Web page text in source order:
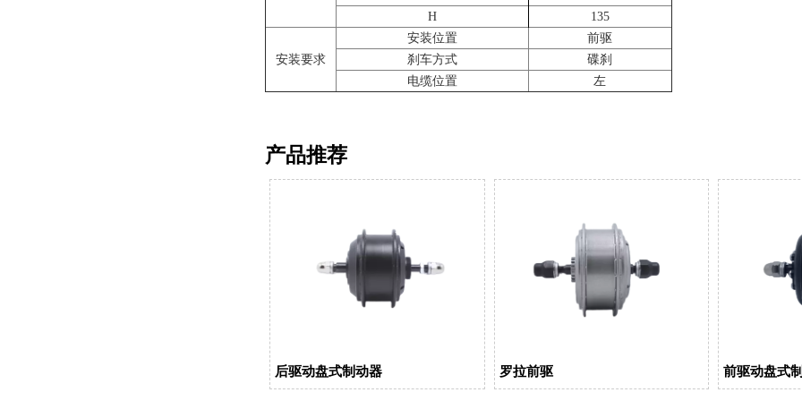
H
135
安装要求
安装位置
前驱
刹车方式
碟刹
电缆位置
左
产品推荐
后驱动盘式制动器 罗拉前驱 前驱动盘式